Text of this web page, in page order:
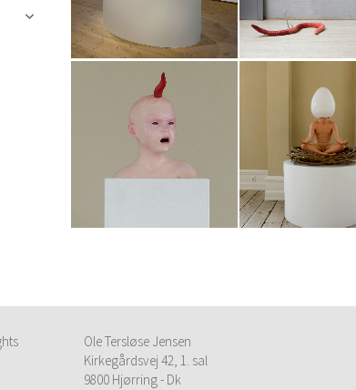
Ole Tersløse Jensen
Kirkegårdsvej 42, 1. sal
9800 Hjørring - Dk